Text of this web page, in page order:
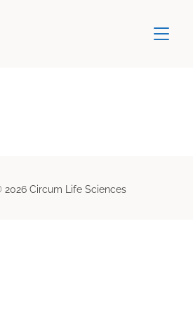
Circum Life Sciences